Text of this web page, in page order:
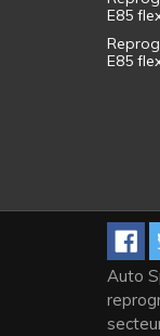
E85
E85
Auto